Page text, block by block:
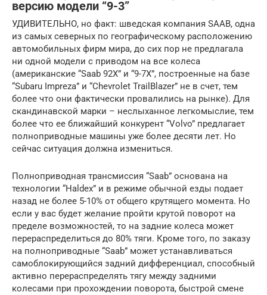
версию модели “9-3”
УДИВИТЕЛЬНО, но факт: шведская компания SAAB, одна
из самых северных по географическому расположению
автомобильных фирм мира, до сих пор не предлагала
ни одной модели с приводом на все колеса
(американские “Saab 92X” и “9-7X”, построенные на базе
“Subaru Impreza” и “Chevrolet TrailBlazer” не в счет, тем
более что они фактически провалились на рынке). Для
скандинавской марки – неслыханное легкомыслие, тем
более что ее ближайший конкурент “Volvo” предлагает
полноприводные машины уже более десяти лет. Но
сейчас ситуация должна измениться.
Полноприводная трансмиссия “Saab” основана на
технологии “Haldex” и в режиме обычной езды подает
назад не более 5-10% от общего крутящего момента. Но
если у вас будет желание пройти крутой поворот на
пределе возможностей, то на задние колеса может
перераспределиться до 80% тяги. Кроме того, по заказу
на полноприводные “Saab” может устанавливаться
самоблокирующийся задний дифференциал, способный
активно перераспределять тягу между задними
колесами при прохождении поворота, быстрой смене